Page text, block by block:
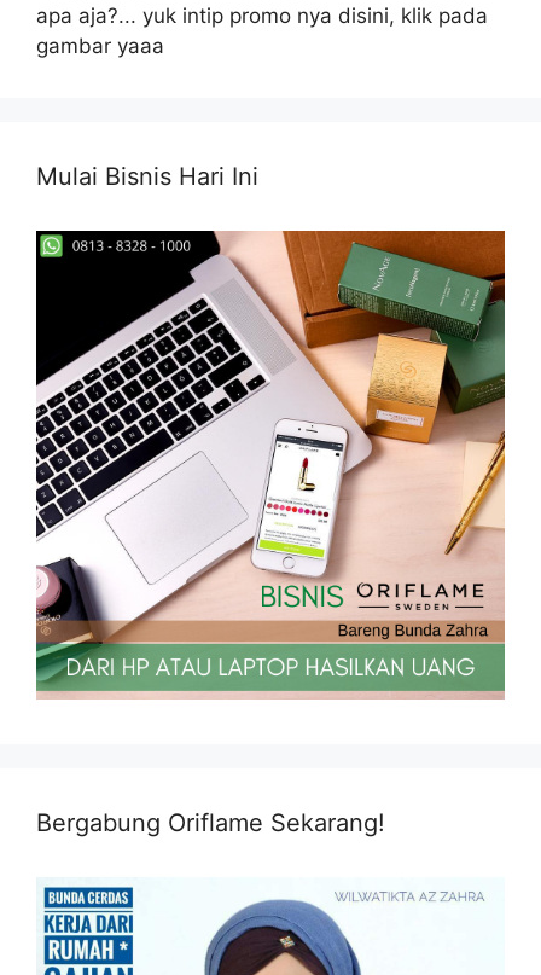
apa aja?... yuk intip promo nya disini, klik pada
gambar yaaa
Mulai Bisnis Hari Ini
Bergabung Oriflame Sekarang!